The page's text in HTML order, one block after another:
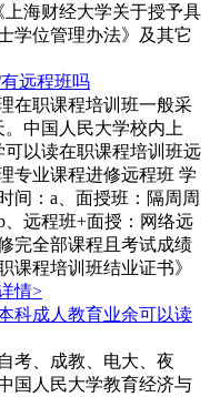
海财经大学关于授予具
学位管理办法》及其它
远程班吗
在职课程培训班一般采
中国人民大学校内上
以读在职课程培训班远
专业课程进修远程班 学
间：a、面授班：隔周周
远程班+面授：网络远
完全部课程且考试成绩
课程培训班结业证书》
情>
科成人教育业余可以读
考、成教、电大、夜
国人民大学教育经济与